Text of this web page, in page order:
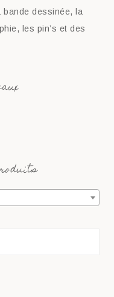
bande dessinée, la
les pin’s et des